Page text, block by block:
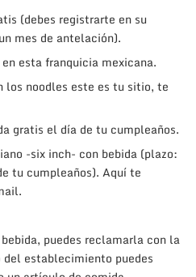
(debes registrarte en su
mes de antelación).
esta franquicia mexicana.
los noodles este es tu sitio, te
gratis el día de tu cumpleaños.
-six inch- con bebida (plazo:
tu cumpleaños). Aquí te
puedes reclamarla con la
establecimiento puedes